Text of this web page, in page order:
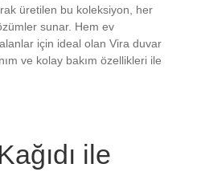
üretilen bu koleksiyon, her
sunar. Hem ev
için ideal olan Vira duvar
ve kolay bakım özellikleri ile
ile